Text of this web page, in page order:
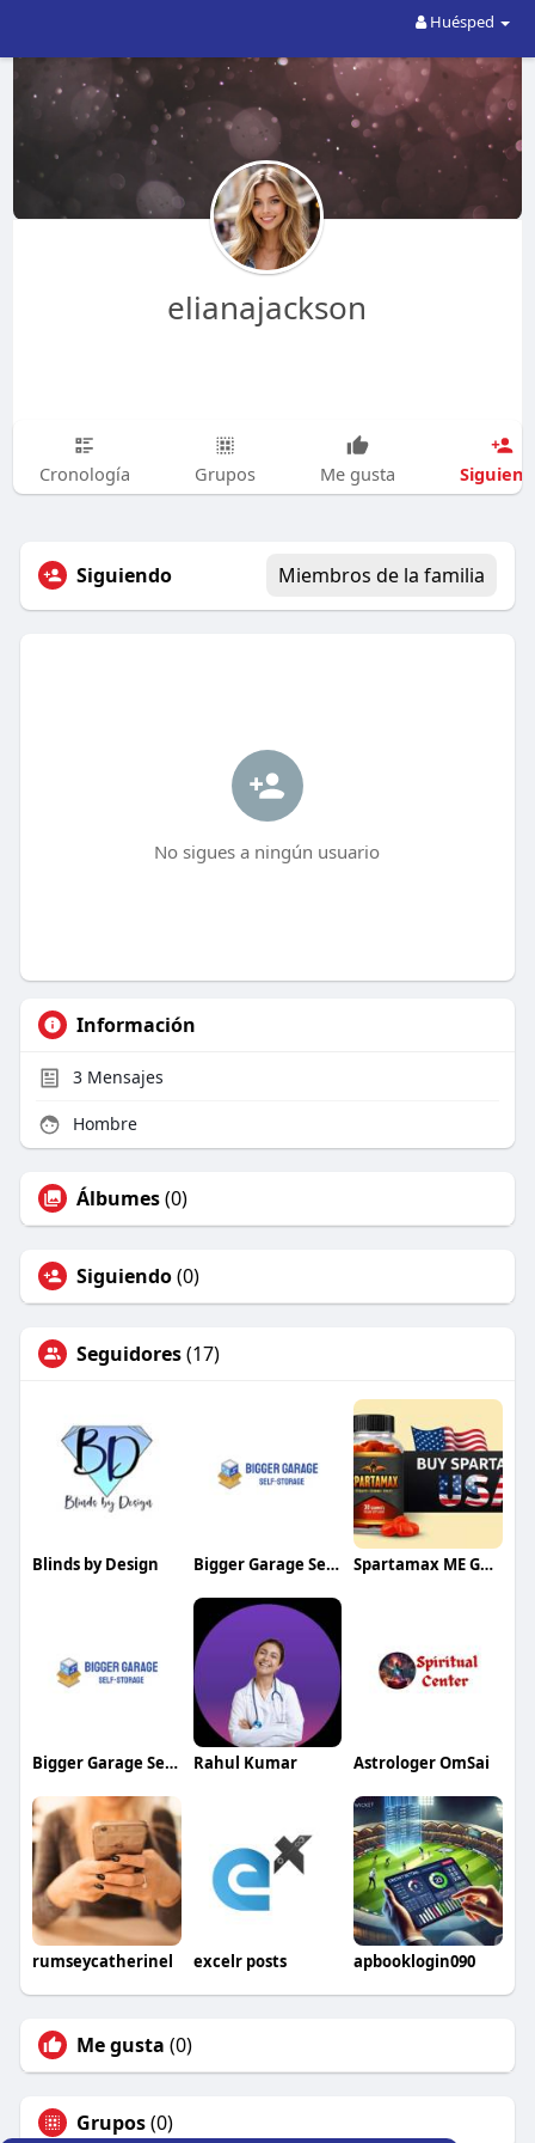
Huésped
elianajackson
Cronología Grupos Me gusta
Siguiendo Miembros de la familia
No sigues a ningún usuario
Información
3Mensajes
Hombre
Álbumes(0)
Siguiendo(0)
Seguidores(17)
Blinds by Design Bigger Garage Self-Storage Spartamax ME Gummies
Bigger Garage Self-Storage Rahul Kumar Astrologer OmSai
rumseycatherinel excelr posts apbooklogin090
Me gusta (0)
Grupos(0)